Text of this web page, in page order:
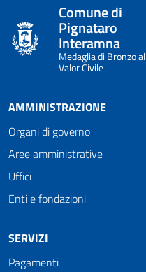
Comune di
Pignataro
Interamna
Medaglia di Bronzo al
Valor Civile
AMMINISTRAZIONE
Organi di governo
Aree amministrative
Uffici
Enti e fondazioni
SERVIZI
Pagamenti